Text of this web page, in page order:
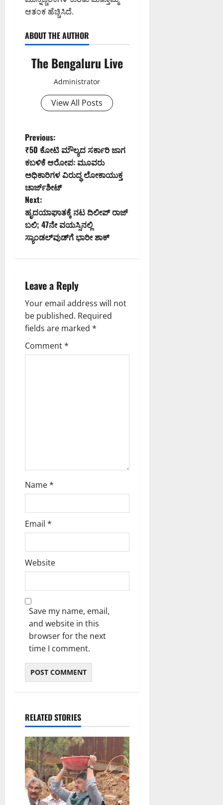
ಆತಂಕ ಹೆಚ್ಚಿಸಿದೆ.
ABOUT THE AUTHOR
The Bengaluru Live
Administrator
View All Posts
P
o
s
t
n
a
i
g
a
t
Previous:
₹50 ಕೋಟಿ ಮೌಲ್ಯದ ಸರ್ಕಾರಿ ಜಾಗ
ಕಬಳಿಕೆ ಆರೋಪ: ಮೂವರು
ಅಧಿಕಾರಿಗಳ ವಿರುದ್ಧ ಲೋಕಾಯುಕ್ತ
ಚಾರ್ಜ್‌ಶೀಟ್
Next:
ಹೃದಯಾಘಾತಕ್ಕೆ ನಟ ದಿಲೀಪ್ ರಾಜ್
ಬಲಿ; 47ನೇ ವಯಸ್ಸಿನಲ್ಲಿ
ಸ್ಯಾಂಡಲ್‌ವುಡ್‌ಗೆ ಭಾರೀ ಶಾಕ್
Leave a Reply
Your email address will not
be published. Required
fields are marked *
Comment*
Name*
Email *
Website
Save my name, email,
and website in this
browser for the next
time I comment.
RELATED STORIES